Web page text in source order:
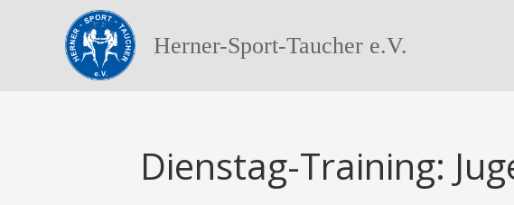
Herner-Sport-Taucher e.V.
Dienstag-Training: